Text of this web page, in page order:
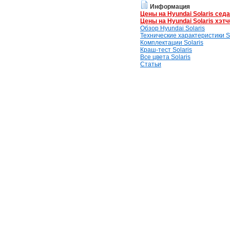
Информация
Цены на Hyundai Solaris
Цены на Hyundai Solaris
Обзор Hyundai Solaris
Технические характеристики
Комплектации Solaris
Краш-тест Solaris
Все цвета Solaris
Статьи